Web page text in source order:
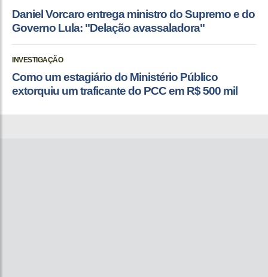
Daniel Vorcaro entrega ministro do Supremo e do
Governo Lula: "Delação avassaladora"
INVESTIGAÇÃO
Como um estagiário do Ministério Público
extorquiu um traficante do PCC em R$ 500 mil